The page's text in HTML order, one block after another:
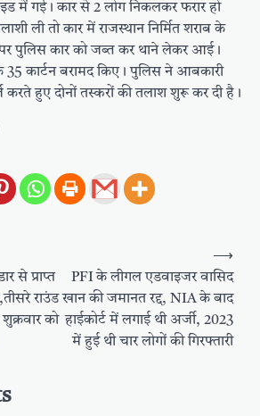
में गई। कार से 2 लोग निकलकर फरार हो
ली तो कार में राजस्थान निर्मित शराब के
पुलिस कार को जब्त कर थाने लेकर आई।
कार्टन बरामद किए। पुलिस ने आबकारी
करते हुए दोनों तस्करों की तलाश शुरू कर दी है।
से प्राप्त
राउंड
को
PFI के लीगल एडवाइजर वासिद
खान की जमानत रद्द, NIA के बाद
हाईकोर्ट में लगाई थी अर्जी, 2023
में हुई थी चार लोगों की गिरफ्तारी
⟶